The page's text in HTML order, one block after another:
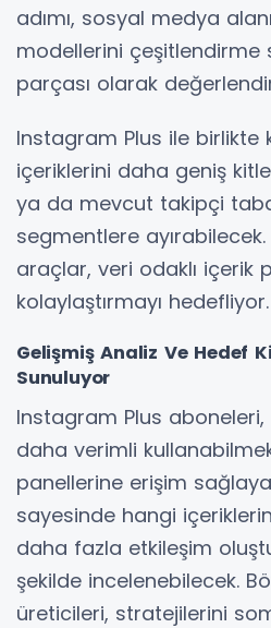
adımı, sosyal medya
modellerini çeşitlendirme
parçası olarak
Instagram Plus ile birlikte
içeriklerini daha geniş
ya da mevcut takipçi
segmentlere
araçlar, veri odaklı içerik
kolaylaştırmayı hedefliyor.
Gelişmiş Analiz Ve Hedef
Sunuluyor
Instagram Plus
daha verimli
panellerine erişim
sayesinde hangi
daha fazla etkileşim
şekilde incelenebilecek.
üreticileri, stratejilerini